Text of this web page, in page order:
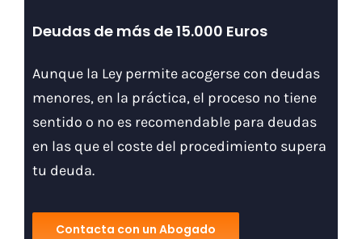
Deudas de más de 15.000 Euros
Aunque la Ley permite acogerse con deudas
menores, en la práctica, el proceso no tiene
sentido o no es recomendable para deudas
en las que el coste del procedimiento supera
tu deuda.
Contacta con un Abogado